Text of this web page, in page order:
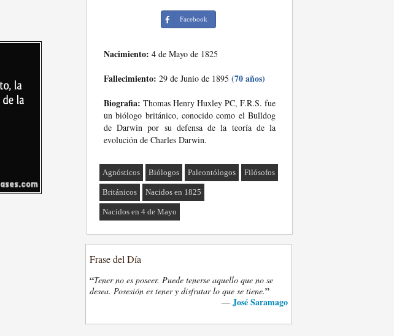
Facebook
Nacimiento: 4 de Mayo de 1825
Fallecimiento: 29 de Junio de 1895 (70 años)
Biografia: Thomas Henry Huxley PC, F.R.S. fue
un biólogo británico, conocido como el Bulldog
de Darwin por su defensa de la teoría de la
evolución de Charles Darwin.
Agnósticos Biólogos Paleontólogos Filósofos
Británicos Nacidos en 1825
Nacidos en 4 de Mayo
Frase del Día
“Tener no es poseer. Puede tenerse aquello que no se
desea. Posesión es tener y disfrutar lo que se tiene.”
— José Saramago